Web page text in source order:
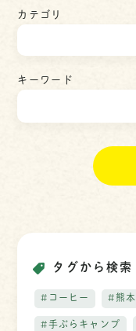
カテゴリ
キーワード
検
タグから検索
#コーヒー #熊本
#手ぶらキャンプ